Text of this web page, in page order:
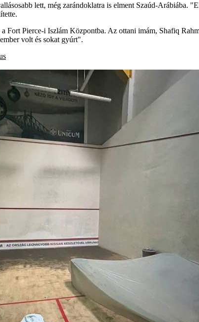
lett, még zarándoklatra is elment Szaúd-Arábiába.
Fort Pierce-i Iszlám Központba. Az ottani imám, Shafiq
volt és sokat gyúrt".